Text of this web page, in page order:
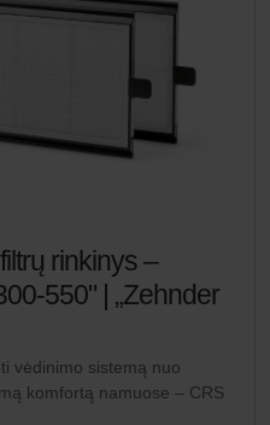
rinkinys –
550" | „Zehnder
vėdinimo sistemą nuo
komfortą namuose – CRS